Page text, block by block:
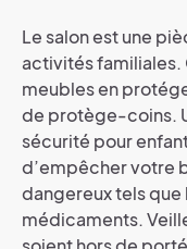
Le salon est une
activités familiales.
meubles en
de protège-coins.
sécurité pour
d’empêcher votre
dangereux tels
médicaments.